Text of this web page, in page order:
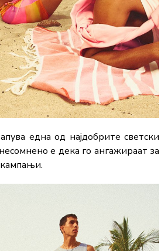
една од најдобрите светски
е дека го ангажираат за